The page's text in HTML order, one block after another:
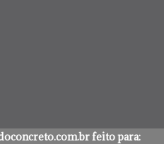
feito para: